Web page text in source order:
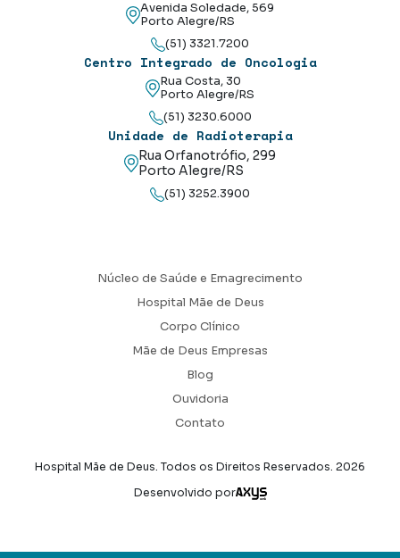
Avenida Soledade, 569
Porto Alegre/RS
(51) 3321.7200
Centro Integrado de Oncologia
Rua Costa, 30
Porto Alegre/RS
(51) 3230.6000
Unidade de Radioterapia
Rua Orfanotrófio, 299
Porto Alegre/RS
(51) 3252.3900
Núcleo de Saúde e Emagrecimento
Hospital Mãe de Deus
Corpo Clínico
Mãe de Deus Empresas
Blog
Ouvidoria
Contato
Hospital Mãe de Deus. Todos os Direitos Reservados. 2026
Desenvolvido por
Axysweb